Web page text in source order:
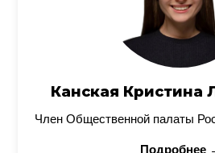
Канская Кристина
Член Общественной палаты
Подробнее